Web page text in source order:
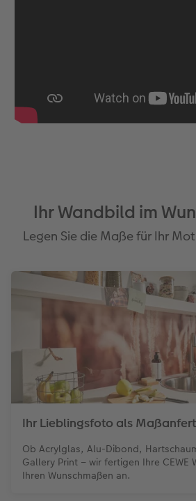
Ihr Wandbild im
Legen Sie die Maße für Ihr
Ihr Lieblingsfoto als
Ob Acrylglas, Alu-Dibond,
Gallery Print – wir fertigen Ihre CEWE
Ihren Wunschmaßen an.